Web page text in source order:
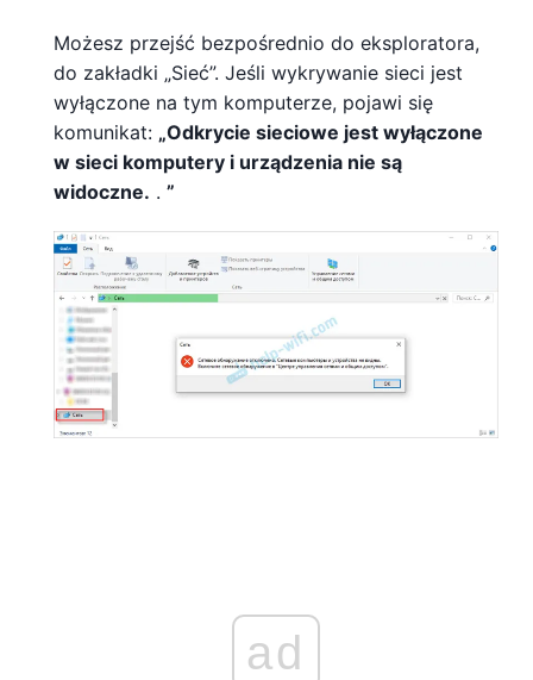
Możesz przejść bezpośrednio do eksploratora,
do zakładki „Sieć”. Jeśli wykrywanie sieci jest
wyłączone na tym komputerze, pojawi się
komunikat: „Odkrycie sieciowe jest wyłączone
w sieci komputery i urządzenia nie są
widoczne. . ”
ad